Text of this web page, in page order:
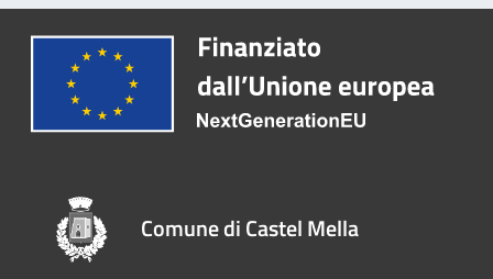
Comune di Castel Mella